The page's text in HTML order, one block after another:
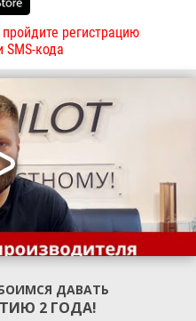
регистрацию
кода
ДАВАТЬ
2 ГОДА!